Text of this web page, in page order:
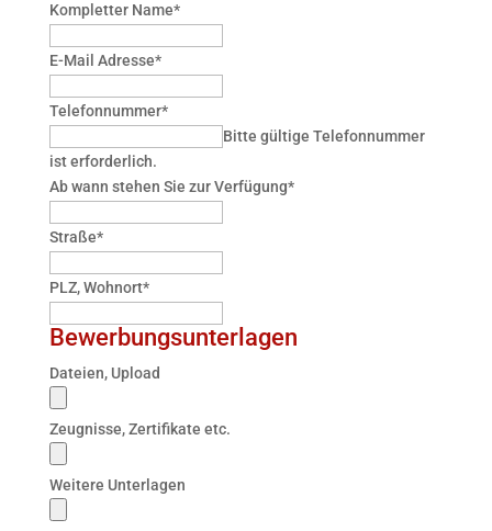
Kompletter Name*
E-Mail Adresse*
Telefonnummer*
Bitte gültige Telefonnummer
ist erforderlich.
Ab wann stehen Sie zur Verfügung*
Straße*
PLZ, Wohnort*
Bewerbungsunterlagen
Dateien, Upload
Zeugnisse, Zertifikate etc.
Weitere Unterlagen